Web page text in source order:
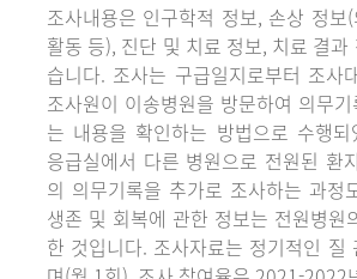
조사내용은 인구학적 정보, 손상 정보
활동 등), 진단 및 치료 정보, 치료 결
습니다. 조사는 구급일지로부터 조사
조사원이 이송병원을 방문하여 의무
는 내용을 확인하는 방법으로 수행되
응급실에서 다른 병원으로 전원된 환
의 의무기록을 추가로 조사하는 과정
생존 및 회복에 관한 정보는 전원병원
한 것입니다. 조사자료는 정기적인 질